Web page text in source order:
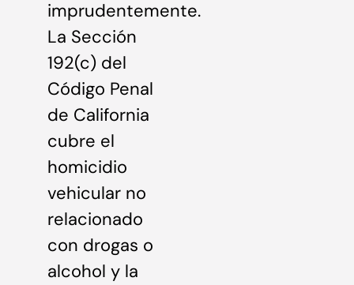
imprudentemente.
La Sección
192(c) del
Código Penal
de California
cubre el
homicidio
vehicular no
relacionado
con drogas o
alcohol y la